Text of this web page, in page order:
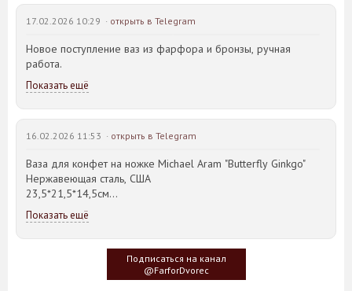
17.02.2026 10:29 · открыть в Telegram
Новое поступление ваз из фарфора и бронзы, ручная
работа.
Показать ещё
16.02.2026 11:53 · открыть в Telegram
Ваза для конфет на ножке Michael Aram "Butterfly Ginkgo"
Нержавеющая сталь, США
23,5*21,5*14,5см
Идея такого дизайна предметов сервировки стола пришла
создателю, когда он впервые увидел дерево Гинкго Билоба,
у которого растут двойные листья, напоминающие крылья
Показать ещё
Подписаться на канал
@FarforDvorec